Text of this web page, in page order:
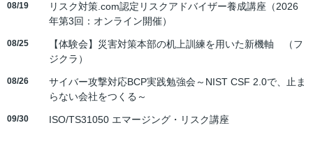
08/19
リスク対策.com認定リスクアドバイザー養成講座（2026
年第3回：オンライン開催）
08/25
【体験会】災害対策本部の机上訓練を用いた新機軸 （フ
ジクラ）
08/26
サイバー攻撃対応BCP実践勉強会～NIST CSF 2.0で、止ま
らない会社をつくる～
09/30 ISO/TS31050 エマージング・リスク講座